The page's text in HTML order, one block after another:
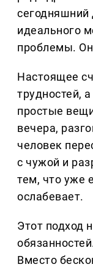
сегодняшний
идеального
проблемы.
Настоящее
трудностей,
простые
вечера,
человек
с чужой и
тем, что уже
ослабевает.
Этот подход
Вместо